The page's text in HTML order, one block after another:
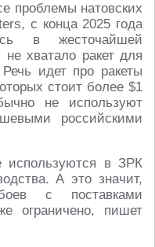
проблемы натовских
с конца 2025 года
в жесточайшей
хватало ракет для
идет про ракеты
стоит более $1
не используют
российскими
используются в ЗРК
А это значит,
с поставками
ограничено, пишет